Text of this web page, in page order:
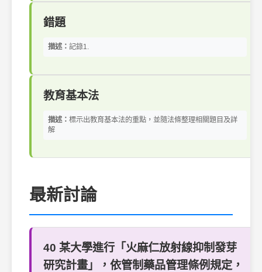
錯題
描述： 記錄1.
教育基本法
描述： 標示出教育基本法的重點，並隨法條整理相關題目及詳
解
最新討論
40 某大學進行「火麻仁放射線抑制發芽
研究計畫」，依管制藥品管理條例規定，